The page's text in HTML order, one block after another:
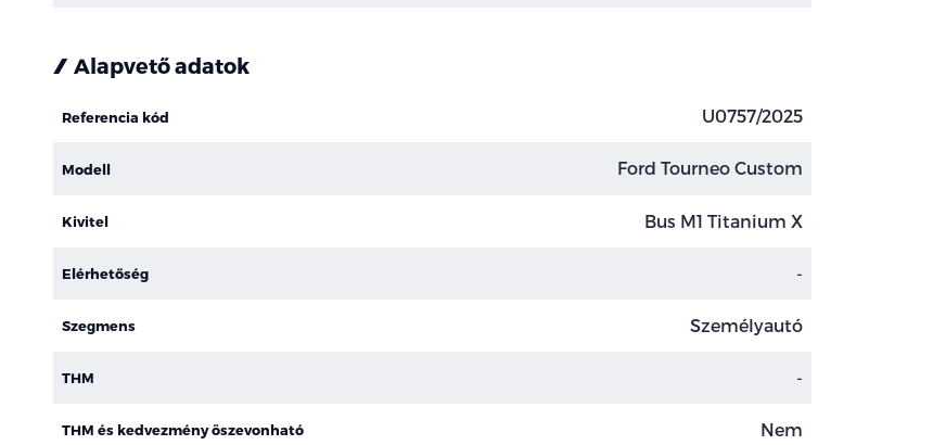
Alapvető adatok
Referencia kód U0757/2025
Modell Ford Tourneo Custom
Kivitel Bus M1 Titanium X
Elérhetőség -
Szegmens Személyautó
THM -
THM és kedvezmény öszevonható Nem